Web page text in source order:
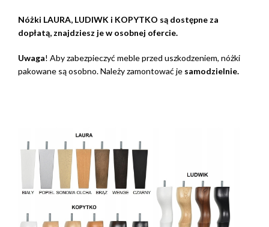
Nóżki LAURA, LUDIWK i KOPYTKO są dostępne za
dopłatą, znajdziesz je w osobnej ofercie.
Uwaga! Aby zabezpieczyć meble przed uszkodzeniem, nóżki
pakowane są osobno. Należy zamontować je samodzielnie.